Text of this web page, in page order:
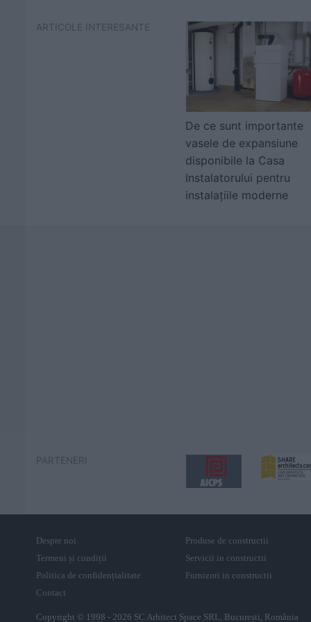
ARTICOLE INTERESANTE
De ce sunt importante
vasele de expansiune
disponibile la Casa
Instalatorului pentru
instalațiile moderne
PARTENERI
Despre noi
Termeni și condiții
Politica de confidențialitate
Contact
Produse de constructii
Servicii in constructii
Furnizori in constructii
Copyright © 1998 - 2026 SC Arhitect Space SRL, București, România